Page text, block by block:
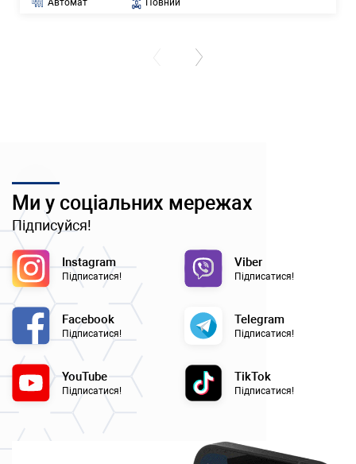
Автомат
Повний
Ми у соціальних мережах
Підписуйся!
Instagram
Підписатися!
Viber
Підписатися!
Facebook
Підписатися!
Telegram
Підписатися!
YouTube
Підписатися!
TikTok
Підписатися!